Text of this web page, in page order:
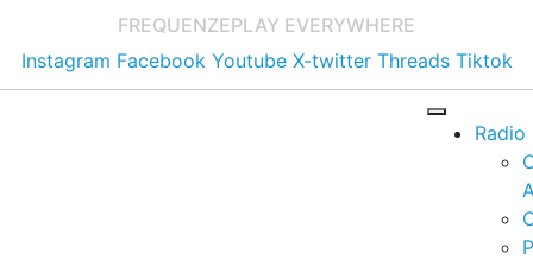
FREQUENZEPLAY EVERYWHERE
Instagram Facebook Youtube X-twitter Threads Tiktok
Radio